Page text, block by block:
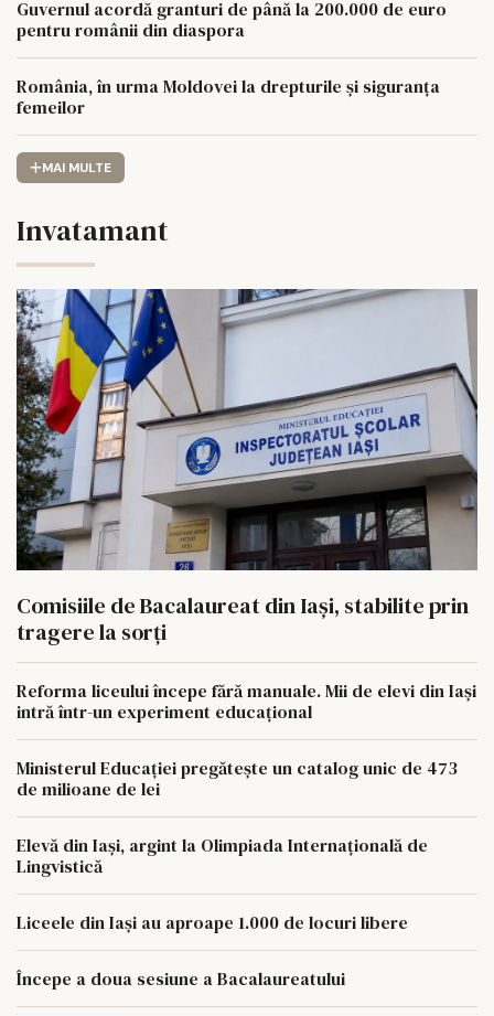
Guvernul acordă granturi de până la 200.000 de euro
pentru românii din diaspora
România, în urma Moldovei la drepturile și siguranța
femeilor
MAI MULTE
Invatamant
Comisiile de Bacalaureat din Iași, stabilite prin
tragere la sorți
Reforma liceului începe fără manuale. Mii de elevi din Iași
intră într-un experiment educațional
Ministerul Educației pregătește un catalog unic de 473
de milioane de lei
Elevă din Iași, argint la Olimpiada Internațională de
Lingvistică
Liceele din Iași au aproape 1.000 de locuri libere
Începe a doua sesiune a Bacalaureatului